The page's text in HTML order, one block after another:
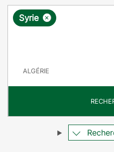
R
ê
e
×
Syrie